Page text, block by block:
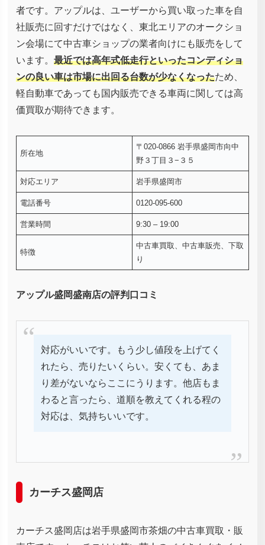
者です。アップルは、ユーザーから買い取った車を自
社販売に回すだけではなく、東北エリアのオークショ
ン会場にて中古車ショップの業者向けにも販売をして
います。 最近では高年式低走行といったコンディショ
ンの良い車は市場に出回る台数が少なくなったため、
軽自動車であっても国内販売できる車両に関しては高
価買取が期待できます。
所在地
〒020-0866 岩手県盛岡市向中
野３丁目３−３５
対応エリア 岩手県盛岡市
電話番号 0120-095-600
営業時間 9:30 – 19:00
特徴
中古車買取、中古車販売、下取
り
アップル盛岡盛南店の評判口コミ
対応がいいです。もう少し値段を上げてく
れたら、売りたいくらい。安くても、あま
り差がないならここにうります。他店もま
わると言ったら、道順を教えてくれる程の
対応は、気持ちいいです。
カーチス盛岡店
カーチス盛岡店は岩手県盛岡市茶畑の中古車買取・販